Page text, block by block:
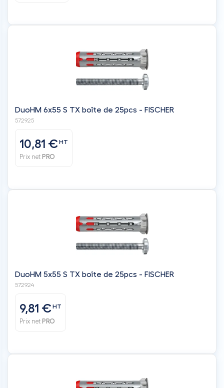
DuoHM 6x55 S TX boîte de 25pcs - FISCHER
572925
10,81 €HT
Prix net PRO
DuoHM 5x55 S TX boîte de 25pcs - FISCHER
572924
9,81 €HT
Prix net PRO